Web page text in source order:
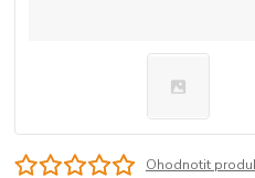
Ohodnotit